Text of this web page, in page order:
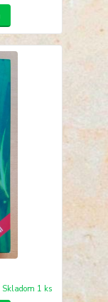
Skladom 1 ks